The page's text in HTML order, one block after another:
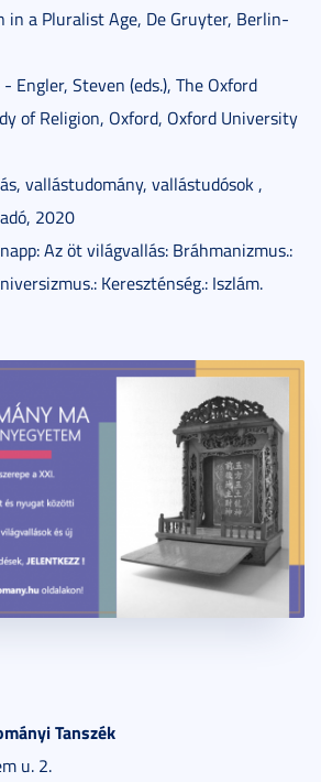
in a Pluralist Age, De Gruyter, Berlin-
Engler, Steven (eds.), The Oxford
of Religion, Oxford, Oxford University
vallástudomány, vallástudósok ,
2020
Az öt világvallás: Bráhmanizmus.:
Kereszténség.: Iszlám.
Tanszék
u. 2.